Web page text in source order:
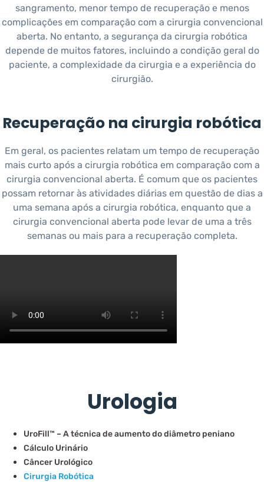
sangramento, menor tempo de recuperação e menos
complicações em comparação com a cirurgia convencional
aberta. No entanto, a segurança da cirurgia robótica
depende de muitos fatores, incluindo a condição geral do
paciente, a complexidade da cirurgia e a experiência do
cirurgião.
Recuperação na cirurgia robótica
Em geral, os pacientes relatam um tempo de recuperação
mais curto após a cirurgia robótica em comparação com a
cirurgia convencional aberta. É comum que os pacientes
possam retornar às atividades diárias em questão de dias a
uma semana após a cirurgia robótica, enquanto que a
cirurgia convencional aberta pode levar de uma a três
semanas ou mais para a recuperação completa.
Urologia
UroFill™ – A técnica de aumento do diâmetro peniano
Cálculo Urinário
Câncer Urológico
Cirurgia Robótica